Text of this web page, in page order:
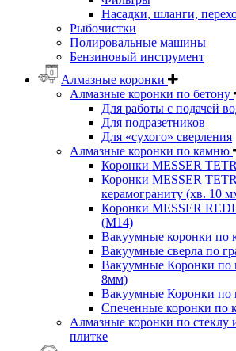
Насадки, шланги,
Рыбочистки
Полировальные машины
Бензиновый инструмент
Алмазные коронки
Алмазные коронки по бетону
Для работы с подачей
Для подразетников
Для «сухого» сверления
Алмазные коронки по камню
Коронки MESSER
Коронки MESSER
керамограниту (хв. 10
Коронки MESSER
(М14)
Вакуумные коронки по
Вакуумные сверла по
Вакуумные Коронки по
8мм)
Вакуумные Коронки по
Спеченные коронки по
Алмазные коронки по стеклу
плитке